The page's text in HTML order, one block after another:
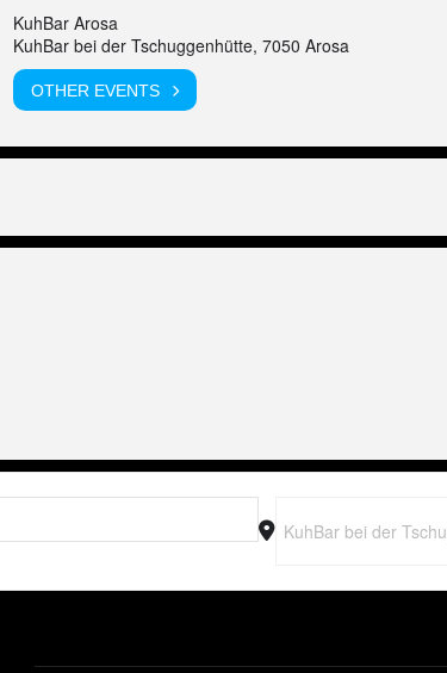
KuhBar Arosa
KuhBar bei der Tschuggenhütte, 7050 Arosa
OTHER EVENTS
Destination Address -